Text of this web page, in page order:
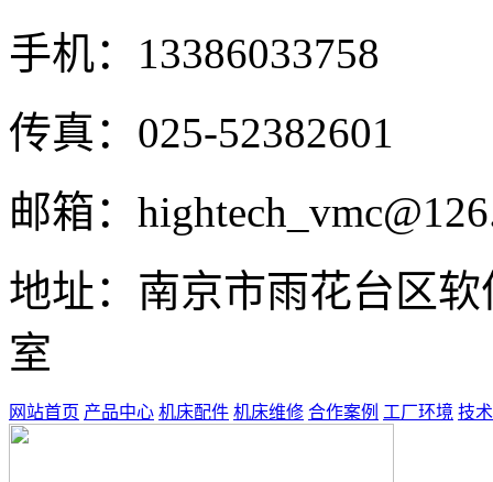
手机：13386033758
传真：025-52382601
邮箱：
地址：南京市雨花台区
室
网站首页 产品中心 机床配件 机床维修 合作案例 工厂环境 技